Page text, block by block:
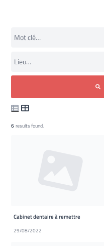
6 results found.
Cabinet dentaire à remettre
29/08/2022